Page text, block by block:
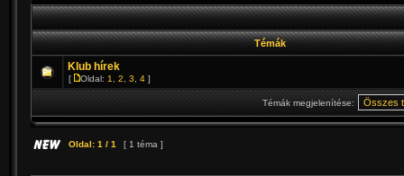
Témák
Klub hírek
[ Oldal: 1 2 3 4 ]
Témák megjelenítése:
Oldal: 1 / 1 [ 1 téma ]